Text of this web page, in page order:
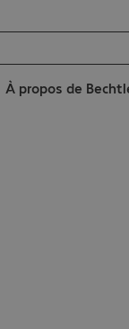
À propos de